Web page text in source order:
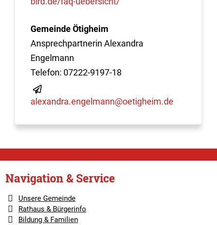
Gemeinde Ötigheim
Ansprechpartnerin Alexandra
Engelmann
Telefon: 07222-9197-18
alexandra.engelmann@oetigheim.de
Navigation & Service
Unsere Gemeinde
Rathaus & Bürgerinfo
Bildung & Familien